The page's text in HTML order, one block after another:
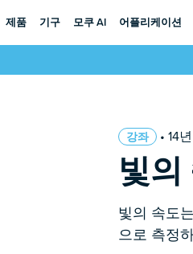
제품 기구 모쿠 AI 어플리케이션
강좌 • 14
빛
빛의 속도
으로 측정